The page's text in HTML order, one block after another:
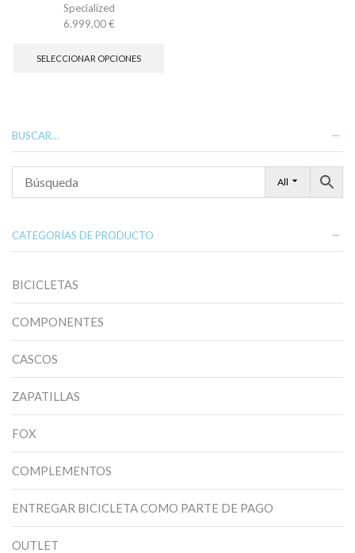
Specialized
6.999,00€
SELECCIONAR OPCIONES
producto
BUSCAR…
All
CATEGORÍAS DE PRODUCTO
BICICLETAS
COMPONENTES
CASCOS
ZAPATILLAS
FOX
COMPLEMENTOS
ENTREGAR BICICLETA COMO PARTE DE PAGO
OUTLET